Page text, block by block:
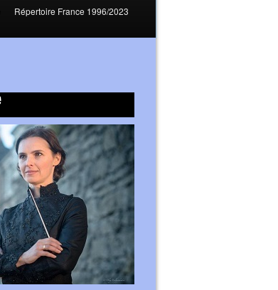
Répertoire France 1996/2023